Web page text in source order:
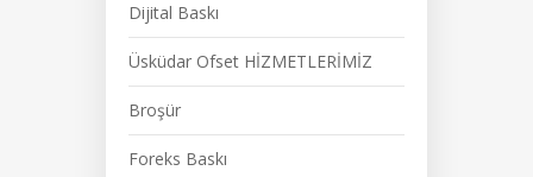
Dijital Baskı
Üsküdar Ofset HİZMETLERİMİZ
Broşür
Foreks Baskı